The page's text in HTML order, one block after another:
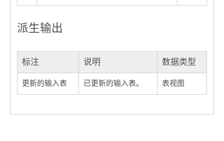
派生输出
标注 说明 数据类型
更新的输入表 已更新的输入表。 表视图